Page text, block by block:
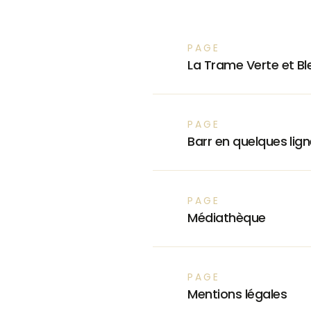
PAGE
La Trame Verte et
PAGE
Barr en quelques
PAGE
Médiathèque
PAGE
Mentions légales